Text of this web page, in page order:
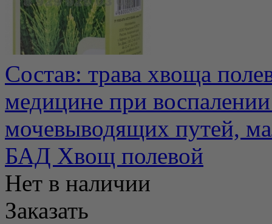
Состав: трава хвоща
медицине при
мочевыводящих путей,
БАД Хвощ полевой
Нет в наличии
Заказать